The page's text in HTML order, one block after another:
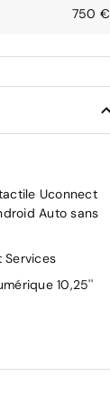
750 €
Uconnect
Auto sans
Services
10,25''